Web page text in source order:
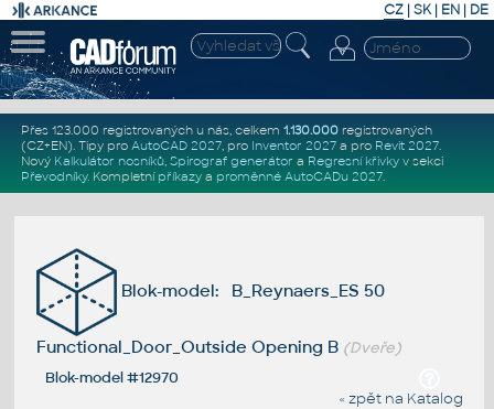
CZ | SK| EN | DE
Přes 123.000 registrovaných u nás, celkem 1.130.000registrovaných
(CZ+EN). Tipy pro AutoCAD 2027, pro Inventor 2027a pro Revit 2027.
Nový Kalkulátor nosníků, Spirograf generátor a Regresní křivkyv sekci
Převodníky. Kompletní příkazya proměnné AutoCADu 2027.
Blok-model: B_Reynaers_ES 50
Functional_Door_Outside Opening B (Dveře)
Blok-model #12970
« zpět na Katalog